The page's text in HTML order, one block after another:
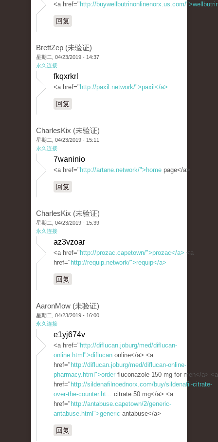
<a href=" http://buywellbutrinonlinenorx.us.com/
回复
BrettZep (未验证)
星期二, 04/23/2019 - 14:37
永久连接
fkqxrkrl
<a href=" http://paxil.network/">paxil</a>
回复
CharlesKix (未验证)
星期二, 04/23/2019 - 15:11
永久连接
7waninio
<a href=" http://artane.network/">home page</a>
回复
CharlesKix (未验证)
星期二, 04/23/2019 - 15:39
永久连接
az3vzoar
<a href=" http://prozac.capetown/">prozac</a> <a
href=" http://requip.network/">requip</a>
回复
AaronMow (未验证)
星期二, 04/23/2019 - 16:00
永久连接
e1yj674v
<a href=" http://diflucan.joburg/med/diflucan-
online.html">diflucan online</a> <a
href=" http://diflucan.joburg/med/diflucan-online-
pharmacy.html">order fluconazole 150 mg for men</a> <a
href=" http://sildenafilnoednorx.com/buy/sildenafil-citrate-
over-the-counter.ht... citrate 50 mg</a> <a
href=" http://antabuse.capetown/2/generic-
antabuse.html">generic antabuse</a>
回复